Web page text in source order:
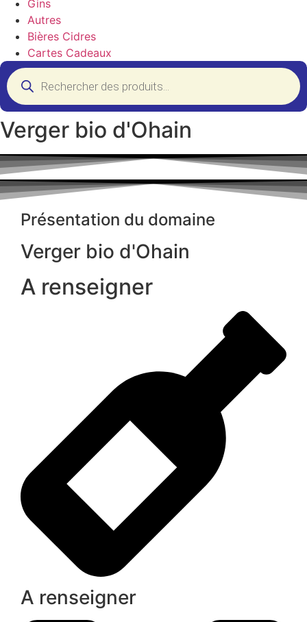
Gins
Autres
Bières Cidres
Cartes Cadeaux
Recherche
de
produits
Verger bio d'Ohain
Présentation du domaine
Verger bio d'Ohain
A renseigner
A renseigner